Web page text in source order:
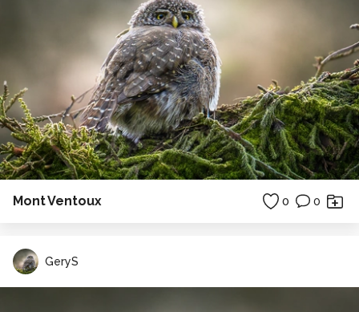
Mont Ventoux 0 0
GeryS